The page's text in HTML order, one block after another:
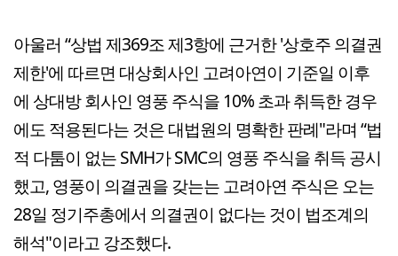
아울러 “상법 제369조 제3항에 근거한 '상호주 의결권
제한'에 따르면 대상회사인 고려아연이 기준일 이후
에 상대방 회사인 영풍 주식을 10% 초과 취득한 경우
에도 적용된다는 것은 대법원의 명확한 판례"라며 “법
적 다툼이 없는 SMH가 SMC의 영풍 주식을 취득 공시
했고, 영풍이 의결권을 갖는는 고려아연 주식은 오는
28일 정기주총에서 의결권이 없다는 것이 법조계의
해석"이라고 강조했다.